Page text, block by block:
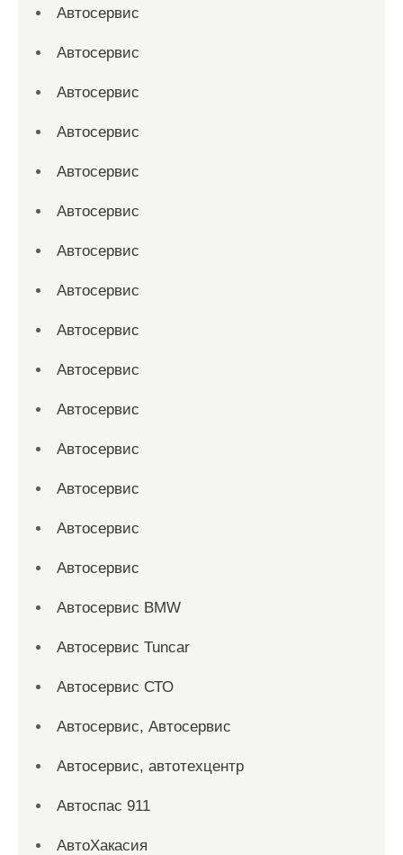
Автосервис
Автосервис
Автосервис
Автосервис
Автосервис
Автосервис
Автосервис
Автосервис
Автосервис
Автосервис
Автосервис
Автосервис
Автосервис
Автосервис
Автосервис
Автосервис BMW
Автосервис Tuncar
Автосервис СТО
Автосервис, Автосервис
Автосервис, автотехцентр
Автоспас 911
АвтоХакасия